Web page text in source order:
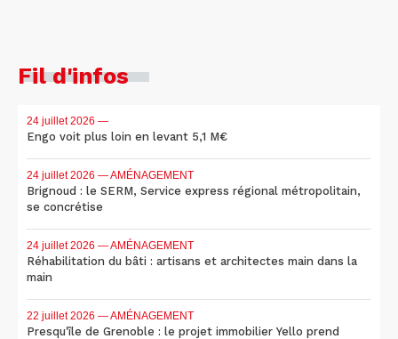
Fil d'infos
24 juillet 2026 —
Engo voit plus loin en levant 5,1 M€
24 juillet 2026 — AMÉNAGEMENT
Brignoud : le SERM, Service express régional métropolitain,
se concrétise
24 juillet 2026 — AMÉNAGEMENT
Réhabilitation du bâti : artisans et architectes main dans la
main
22 juillet 2026 — AMÉNAGEMENT
Presqu'île de Grenoble : le projet immobilier Yello prend